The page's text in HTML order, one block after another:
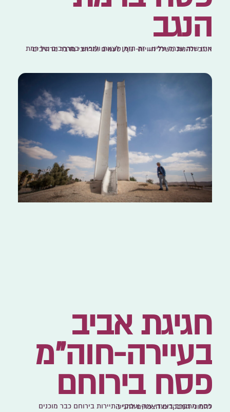
הנגב
איזו שנה עברה עלינו… זה הזמן לצאת ולנפוש במרחבים של רמת הנגב ולהנות משלל חוויות- נוף, טעמים ומרחבי מדבר מרהיבים
חגיגת אביב
בעיירה-חוה"מ
פסח בירוחם
פסח מתקרב בצעדי ענק ועסקי התיירות בירוחם כבר מוכנים להמוני המבקרים הצפויים להגיע.